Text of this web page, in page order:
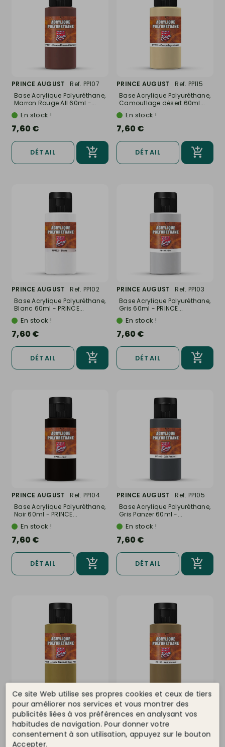
PRINCE AUGUST
Ref. PP107
Base Acrylique Polyuréthane,
Marron Rouge All 60ml -...
En stock !
7,60 €
DÉTAIL
PRINCE AUGUST
Ref. PP115
Base Acrylique Polyuréthane,
Camouflage désert 60ml...
En stock !
7,60 €
DÉTAIL
PRINCE AUGUST
Ref. PP102
Base Acrylique Polyuréthane,
Blanc 60ml - PRINCE...
En stock !
7,60 €
DÉTAIL
PRINCE AUGUST
Ref. PP103
Base Acrylique Polyuréthane,
Gris 60ml - PRINCE...
En stock !
7,60 €
DÉTAIL
PRINCE AUGUST
Ref. PP104
Base Acrylique Polyuréthane,
Noir 60ml - PRINCE...
En stock !
7,60 €
DÉTAIL
PRINCE AUGUST
Ref. PP105
Base Acrylique Polyuréthane,
Gris Panzer 60ml -...
En stock !
7,60 €
DÉTAIL
PRINCE AUGUST Ref. PP106
Base Acrylique Polyuréthane,
Jaune Foncé All 60ml -...
En stock !
PRINCE AUGUST
Ref. PP108
Base Acrylique Polyuréthane,
Vert Marron 60ml -...
En stock !
Ce site Web utilise ses propres cookies et ceux de tiers
pour améliorer nos services et vous montrer des
publicités liées à vos préférences en analysant vos
habitudes de navigation. Pour donner votre
consentement à son utilisation, appuyez sur le bouton
Accepter.